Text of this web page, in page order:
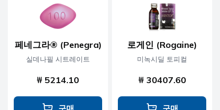
페네그라® (Penegra)
실데나필 시트레이트
₩ 5214.10
구매
로게인 (Rogaine)
미녹시딜 토피컬
₩ 30407.60
구매